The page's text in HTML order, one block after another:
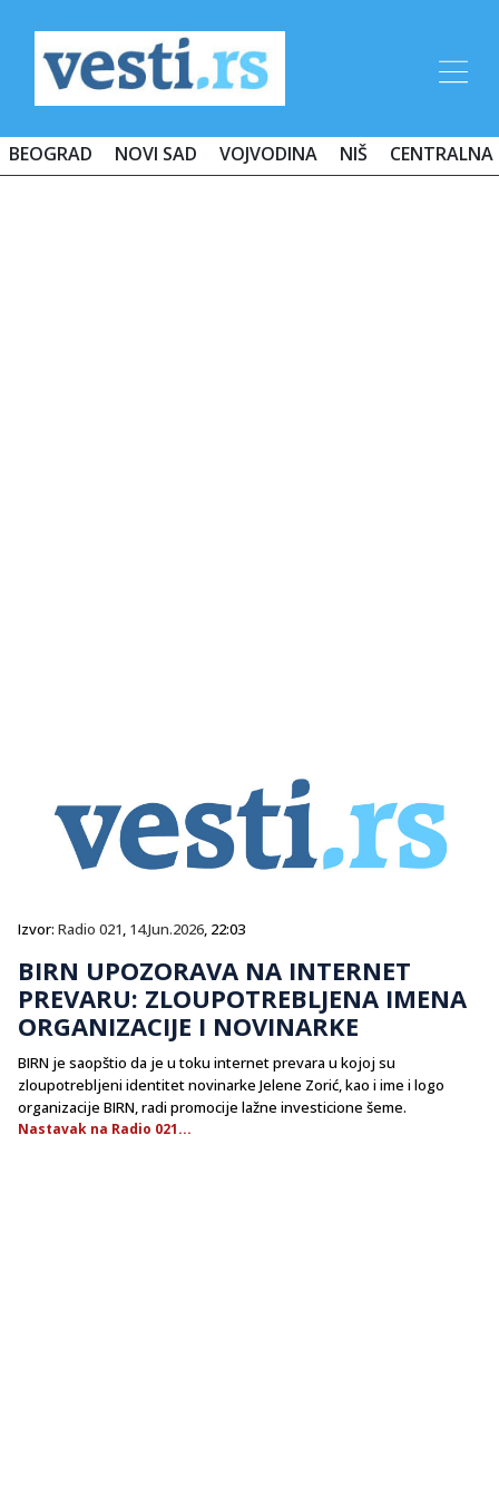
BEOGRAD NOVI SAD VOJVODINA NIŠ CENTRALNA
Izvor: Radio 021, 14.Jun.2026, 22:03
BIRN UPOZORAVA NA INTERNET
PREVARU: ZLOUPOTREBLJENA IMENA
ORGANIZACIJE I NOVINARKE
BIRN je saopštio da je u toku internet prevara u kojoj su
zloupotrebljeni identitet novinarke Jelene Zorić, kao i ime i logo
organizacije BIRN, radi promocije lažne investicione šeme.
Nastavak na Radio 021...